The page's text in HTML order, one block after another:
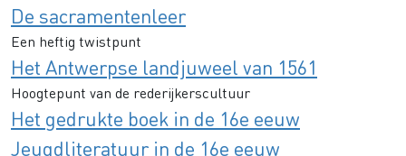
De sacramentenleer
Een heftig twistpunt
Het Antwerpse landjuweel van 1561
Hoogtepunt van de rederijkerscultuur
Het gedrukte boek in de 16e eeuw
Jeugdliteratuur in de 16e eeuw